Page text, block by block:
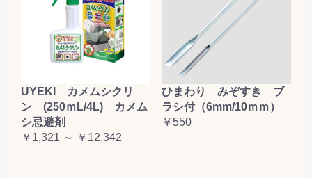
UYEKI カメムシクリ
ン (250ｍL/4L) カメム
シ忌避剤
￥1,321 ～ ￥12,342
ひまわり みぞすき ブ
ラシ付（6mm/10ｍｍ）
￥550